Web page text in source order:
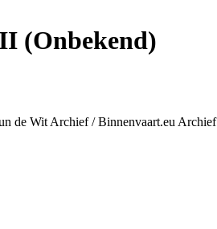
(Onbekend)
de Wit Archief / Binnenvaart.eu Archief